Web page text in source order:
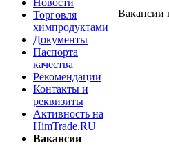
Новости
Торговля
химпродуктами
Документы
Паспорта
качества
Рекомендации
Контакты и
реквизиты
Активность на
HimTrade.RU
Вакансии
Вакансии